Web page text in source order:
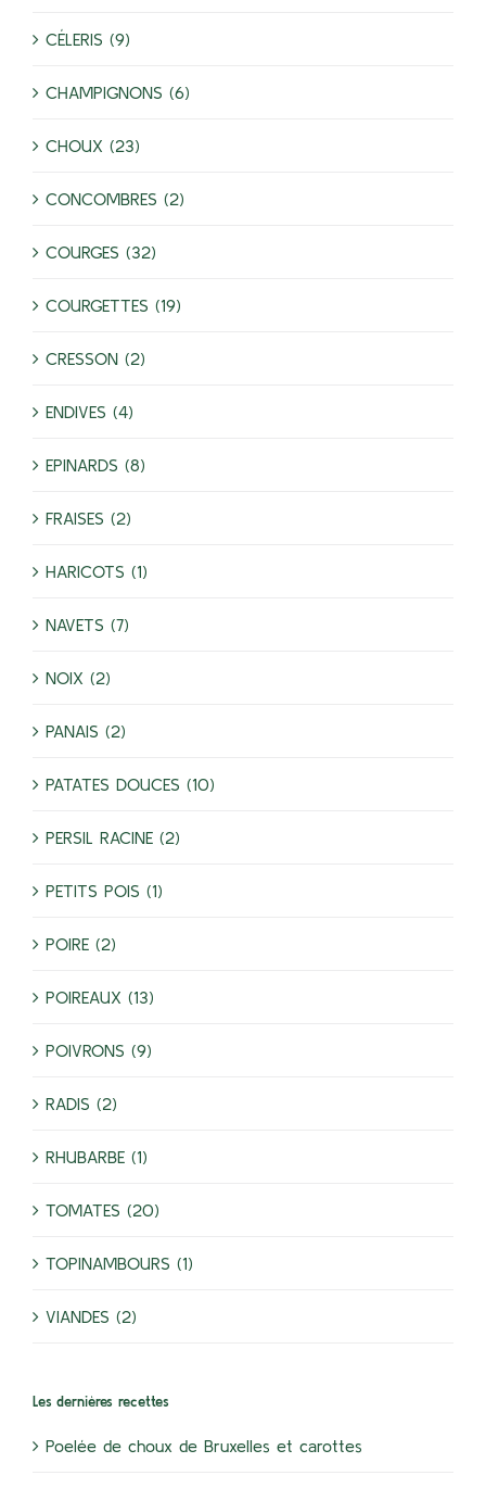
CÉLERIS (9)
CHAMPIGNONS (6)
CHOUX (23)
CONCOMBRES (2)
COURGES (32)
COURGETTES (19)
CRESSON (2)
ENDIVES (4)
EPINARDS (8)
FRAISES (2)
HARICOTS (1)
NAVETS (7)
NOIX (2)
PANAIS (2)
PATATES DOUCES (10)
PERSIL RACINE (2)
PETITS POIS (1)
POIRE (2)
POIREAUX (13)
POIVRONS (9)
RADIS (2)
RHUBARBE (1)
TOMATES (20)
TOPINAMBOURS (1)
VIANDES (2)
Les dernières recettes
Poelée de choux de Bruxelles et carottes